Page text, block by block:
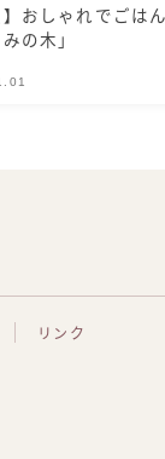
】おしゃれでごは
みの木」
リンク